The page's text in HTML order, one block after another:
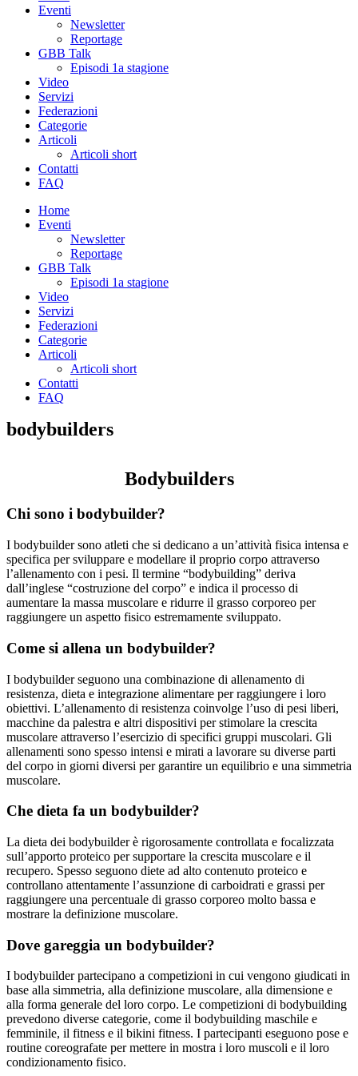
Eventi
Newsletter
Reportage
GBB Talk
Episodi 1a stagione
Video
Servizi
Federazioni
Categorie
Articoli
Articoli short
Contatti
FAQ
Home
Eventi
Newsletter
Reportage
GBB Talk
Episodi 1a stagione
Video
Servizi
Federazioni
Categorie
Articoli
Articoli short
Contatti
FAQ
bodybuilders
Bodybuilders
Chi sono i bodybuilder?
I bodybuilder sono atleti che si dedicano a un’attività fisica intensa e
specifica per sviluppare e modellare il proprio corpo attraverso
l’allenamento con i pesi. Il termine “bodybuilding” deriva
dall’inglese “costruzione del corpo” e indica il processo di
aumentare la massa muscolare e ridurre il grasso corporeo per
raggiungere un aspetto fisico estremamente sviluppato.
Come si allena un bodybuilder?
I bodybuilder seguono una combinazione di allenamento di
resistenza, dieta e integrazione alimentare per raggiungere i loro
obiettivi. L’allenamento di resistenza coinvolge l’uso di pesi liberi,
macchine da palestra e altri dispositivi per stimolare la crescita
muscolare attraverso l’esercizio di specifici gruppi muscolari. Gli
allenamenti sono spesso intensi e mirati a lavorare su diverse parti
del corpo in giorni diversi per garantire un equilibrio e una simmetria
muscolare.
Che dieta fa un bodybuilder?
La dieta dei bodybuilder è rigorosamente controllata e focalizzata
sull’apporto proteico per supportare la crescita muscolare e il
recupero. Spesso seguono diete ad alto contenuto proteico e
controllano attentamente l’assunzione di carboidrati e grassi per
raggiungere una percentuale di grasso corporeo molto bassa e
mostrare la definizione muscolare.
Dove gareggia un bodybuilder?
I bodybuilder partecipano a competizioni in cui vengono giudicati in
base alla simmetria, alla definizione muscolare, alla dimensione e
alla forma generale del loro corpo. Le competizioni di bodybuilding
prevedono diverse categorie, come il bodybuilding maschile e
femminile, il fitness e il bikini fitness. I partecipanti eseguono pose e
routine coreografate per mettere in mostra i loro muscoli e il loro
condizionamento fisico.